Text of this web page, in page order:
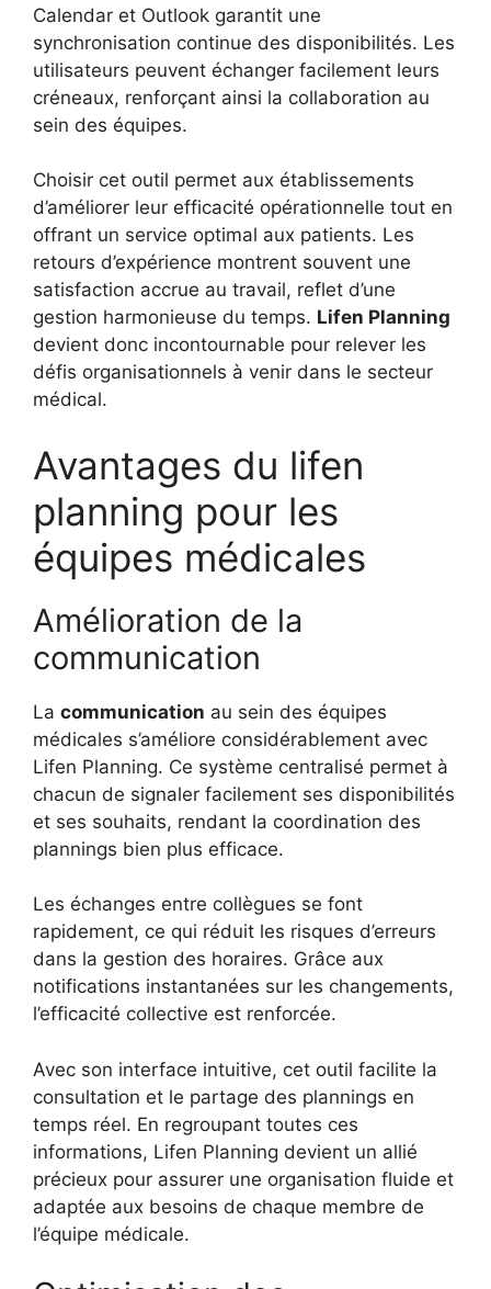
Calendar et Outlook garantit une
synchronisation continue des disponibilités. Les
utilisateurs peuvent échanger facilement leurs
créneaux, renforçant ainsi la collaboration au
sein des équipes.
Choisir cet outil permet aux établissements
d’améliorer leur efficacité opérationnelle tout en
offrant un service optimal aux patients. Les
retours d’expérience montrent souvent une
satisfaction accrue au travail, reflet d’une
gestion harmonieuse du temps. Lifen Planning
devient donc incontournable pour relever les
défis organisationnels à venir dans le secteur
médical.
Avantages du lifen
planning pour les
équipes médicales
Amélioration de la
communication
La communication au sein des équipes
médicales s’améliore considérablement avec
Lifen Planning. Ce système centralisé permet à
chacun de signaler facilement ses disponibilités
et ses souhaits, rendant la coordination des
plannings bien plus efficace.
Les échanges entre collègues se font
rapidement, ce qui réduit les risques d’erreurs
dans la gestion des horaires. Grâce aux
notifications instantanées sur les changements,
l’efficacité collective est renforcée.
Avec son interface intuitive, cet outil facilite la
consultation et le partage des plannings en
temps réel. En regroupant toutes ces
informations, Lifen Planning devient un allié
précieux pour assurer une organisation fluide et
adaptée aux besoins de chaque membre de
l’équipe médicale.